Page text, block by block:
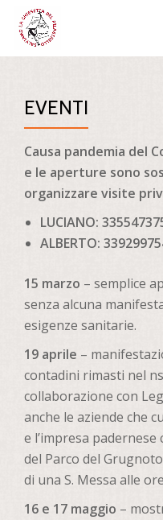
Passa
al
EVENTI
Causa pandemia del
e le aperture sono
organizzare visite
LUCIANO:
ALBERTO:
15 marzo – semplice
senza alcuna
esigenze sanitarie.
19 aprile –
contadini rimasti nel
collaborazione con
anche le aziende che
e l’impresa padernese
del Parco del
di una S. Messa alle
16 e 17 maggio –